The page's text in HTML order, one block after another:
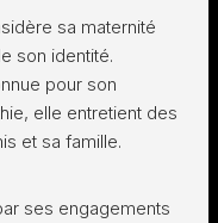
sa maternité
son identité.
pour son
elle entretient des
et sa famille.
ses engagements